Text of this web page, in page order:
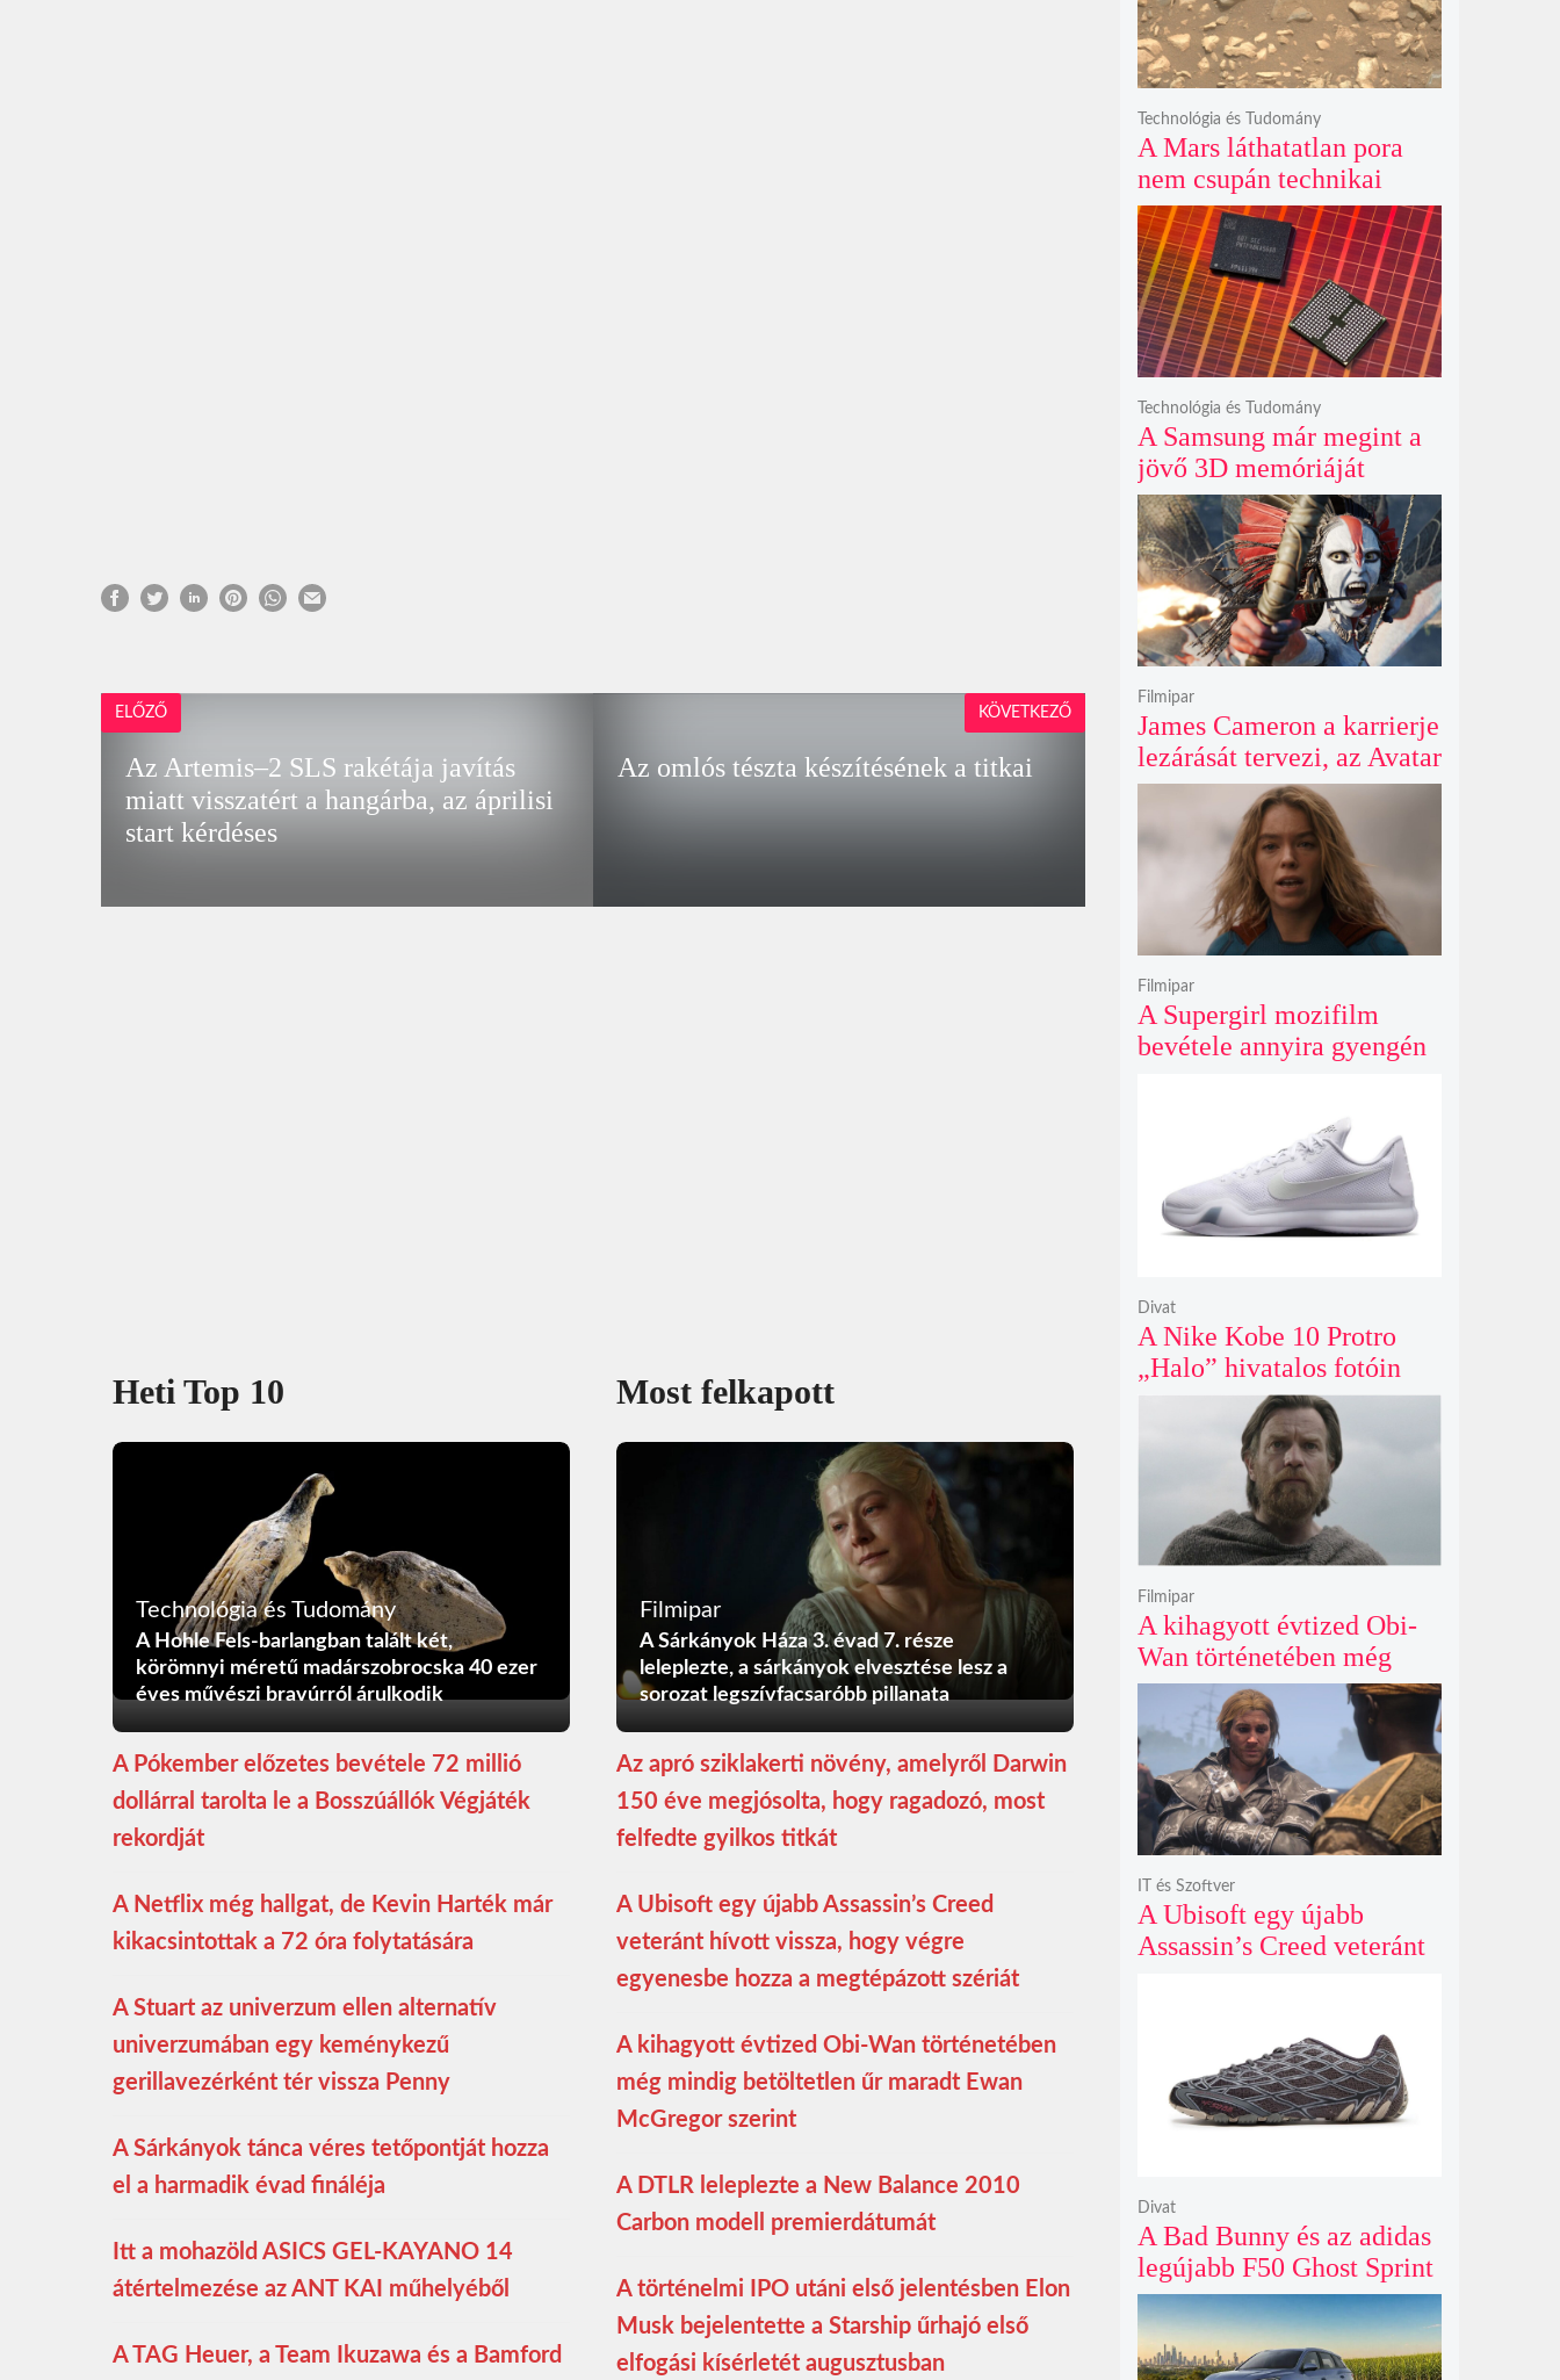
ELŐZŐ
Az Artemis–2 SLS rakétája javítás
miatt visszatért a hangárba, az áprilisi
start kérdéses
Az omlós tészta készítésének a titkai
KÖVETKEZŐ
Heti Top 10
Technológia és Tudomány
A Hohle Fels-barlangban talált két,
körömnyi méretű madárszobrocska 40 ezer
éves művészi bravúrról árulkodik
A Pókember előzetes bevétele 72 millió
dollárral tarolta le a Bosszúállók Végjáték
rekordját
A Netflix még hallgat, de Kevin Harték már
kikacsintottak a 72 óra folytatására
A Stuart az univerzum ellen alternatív
univerzumában egy keménykezű
gerillavezérként tér vissza Penny
A Sárkányok tánca véres tetőpontját hozza
el a harmadik évad fináléja
Itt a mohazöld ASICS GEL-KAYANO 14
átértelmezése az ANT KAI műhelyéből
A TAG Heuer, a Team Ikuzawa és a Bamford
Most felkapott
Filmipar
A Sárkányok Háza 3. évad 7. része
leleplezte, a sárkányok elvesztése lesz a
sorozat legszívfacsaróbb pillanata
Az apró sziklakerti növény, amelyről Darwin
150 éve megjósolta, hogy ragadozó, most
felfedte gyilkos titkát
A Ubisoft egy újabb Assassin’s Creed
veteránt hívott vissza, hogy végre
egyenesbe hozza a megtépázott szériát
A kihagyott évtized Obi-Wan történetében
még mindig betöltetlen űr maradt Ewan
McGregor szerint
A DTLR leleplezte a New Balance 2010
Carbon modell premierdátumát
A történelmi IPO utáni első jelentésben Elon
Musk bejelentette a Starship űrhajó első
elfogási kísérletét augusztusban
A Mars láthatatlan pora
nem csupán technikai
akadály, hanem súlyos
szilikát- és
perklorátmérgezés
fenyegeti a jövő űrhajósait
Technológia és Tudomány
A Samsung már megint a
jövő 3D memóriáját
villantja meg, miközben
mi csak olcsó DDR5-öt
akarunk
Technológia és Tudomány
James Cameron a karrierje
lezárását tervezi, az Avatar
4 és 5 jövője így elég
kilátástalan
Filmipar
A Supergirl mozifilm
bevétele annyira gyengén
számait sem érte el
Filmipar
A Nike Kobe 10 Protro
„Halo” hivatalos fotóin
már most rajongók ezrei
csüngenek
Divat
A kihagyott évtized Obi-
Wan történetében még
mindig betöltetlen űr
maradt Ewan McGregor
szerint
Filmipar
A Ubisoft egy újabb
Assassin’s Creed veteránt
megtépázott szériát
IT és Szoftver
A Bad Bunny és az adidas
legújabb F50 Ghost Sprint
cipője sötét szénszürke
fényben tűnik fel
Divat